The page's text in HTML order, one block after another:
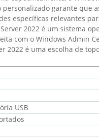
personalizado garante que
específicas relevantes
2022 é um sistema
com o Windows Admin
2022 é uma escolha de
USB